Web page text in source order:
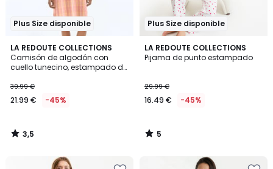
Plus Size disponible
LA REDOUTE COLLECTIONS
Camisón de algodón con
cuello tunecino, estampado de
39.99 €
21.99 € -45%
3,5
/ 5
3,5
/
Plus Size disponible
LA REDOUTE COLLECTIONS
Pijama de punto estampado
29.99 €
16.49 € -45%
5
/
5
/